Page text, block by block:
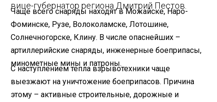
вице-губернатор региона Дмитрий Пестов.
Чаще всего снаряды находят в Можайске, Наро-
Фоминске, Рузе, Волоколамске, Лотошине,
Солнечногорске, Клину. В числе опаснейших –
артиллерийские снаряды, инженерные боеприпасы,
минометные мины и патроны.
С наступлением тепла взрывотехники чаще
выезжают на уничтожение боеприпасов. Причина
этому – активные строительные, дорожные и